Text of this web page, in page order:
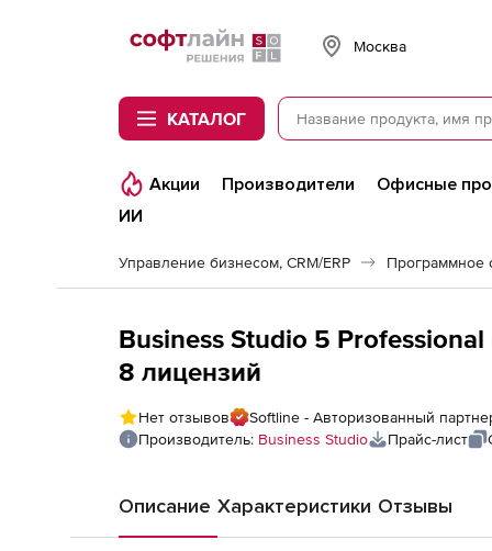
Softline
Москва
КАТАЛОГ
Акции Производители Офисные
ИИ
Управление бизнесом, CRM/ERP
Business Studio 5
8 лицензий
Нет отзывов
Softline - Авторизованный
Производитель: Business Studio Прайс-лист
Описание Характеристики Отзывы